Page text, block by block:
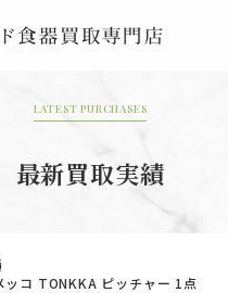
LATEST PURCHASES
最新買取実績
ッコ TONKKA ピッチャー 1点